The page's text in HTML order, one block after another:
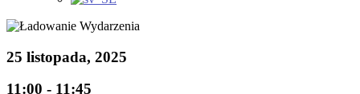
25 listopada, 2025
11:00 - 11:45